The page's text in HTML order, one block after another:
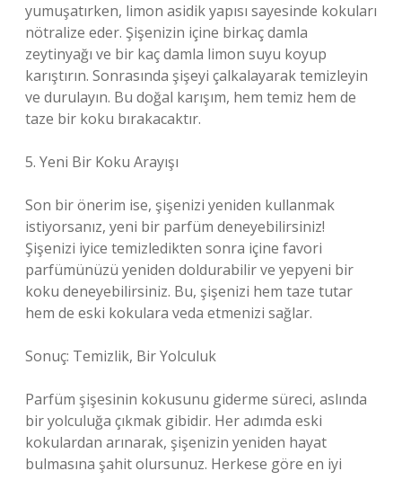
yumuşatırken, limon asidik yapısı sayesinde kokuları
nötralize eder. Şişenizin içine birkaç damla
zeytinyağı ve bir kaç damla limon suyu koyup
karıştırın. Sonrasında şişeyi çalkalayarak temizleyin
ve durulayın. Bu doğal karışım, hem temiz hem de
taze bir koku bırakacaktır.
5. Yeni Bir Koku Arayışı
Son bir önerim ise, şişenizi yeniden kullanmak
istiyorsanız, yeni bir parfüm deneyebilirsiniz!
Şişenizi iyice temizledikten sonra içine favori
parfümünüzü yeniden doldurabilir ve yepyeni bir
koku deneyebilirsiniz. Bu, şişenizi hem taze tutar
hem de eski kokulara veda etmenizi sağlar.
Sonuç: Temizlik, Bir Yolculuk
Parfüm şişesinin kokusunu giderme süreci, aslında
bir yolculuğa çıkmak gibidir. Her adımda eski
kokulardan arınarak, şişenizin yeniden hayat
bulmasına şahit olursunuz. Herkese göre en iyi